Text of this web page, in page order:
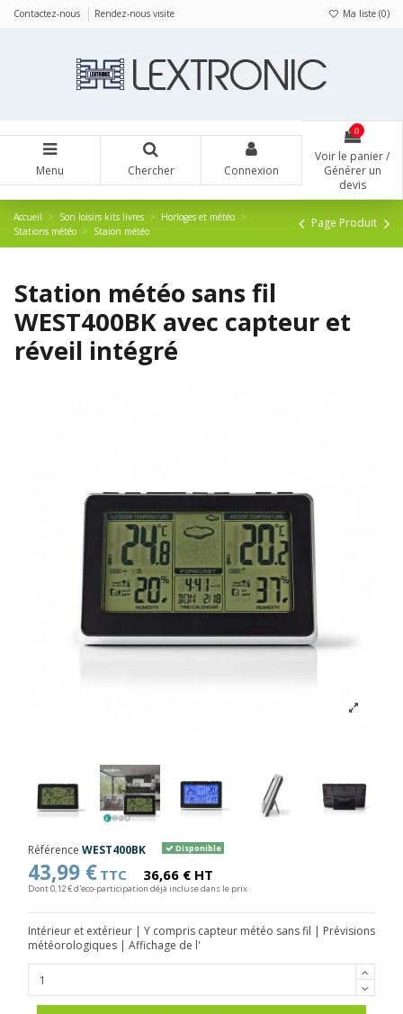
Contactez-nous Rendez-nous visite Ma liste (0)
Menu Chercher Connexion
0
Voir le panier /
Générer un
devis
Accueil Son loisirs kits livres
Horloges et météo
Stations météo
Staion météo
Page Produit
Station météo sans fil
WEST400BK avec capteur et
réveil intégré
Référence WEST400BK Disponible
43,99 € TTC 36,66 € HT
Dont 0,12 € d'eco-participation déjà incluse dans le prix
Intérieur et extérieur | Y compris capteur météo sans fil | Prévisions
météorologiques | Affichage de l'
Panneau de gestion des cookies